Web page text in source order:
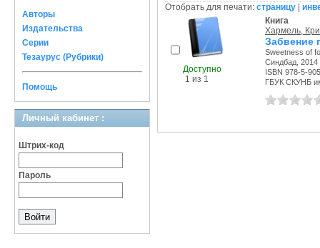
Авторы
Издательства
Серии
Тезаурус (Рубрики)
Помощь
Личный кабинет :
Штрих-код
Пароль
Отобрать для печати: страницу
Доступно
1 из 1
Книга
Хармель,
Забвение
Sweetness of
Синдбад, 2014
ISBN 978-5-
ГБУК СКУНБ